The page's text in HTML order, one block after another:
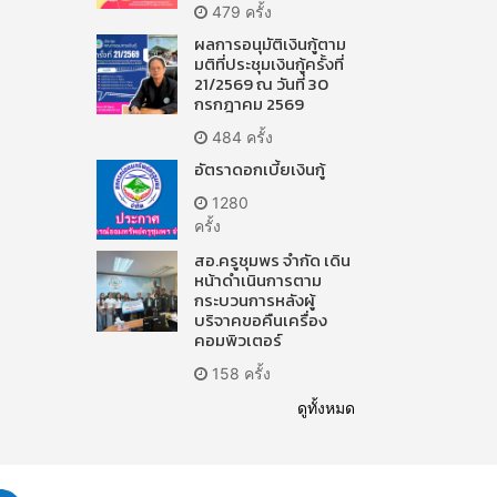
479 ครั้ง
ผลการอนุมัติเงินกู้ตาม
มติที่ประชุมเงินกู้ครั้งที่
21/2569 ณ วันที่ 30
กรกฎาคม 2569
484 ครั้ง
อัตราดอกเบี้ยเงินกู้
1280
ครั้ง
สอ.ครูชุมพร จำกัด เดิน
หน้าดำเนินการตาม
กระบวนการหลังผู้
บริจาคขอคืนเครื่อง
คอมพิวเตอร์
158 ครั้ง
ดูทั้งหมด